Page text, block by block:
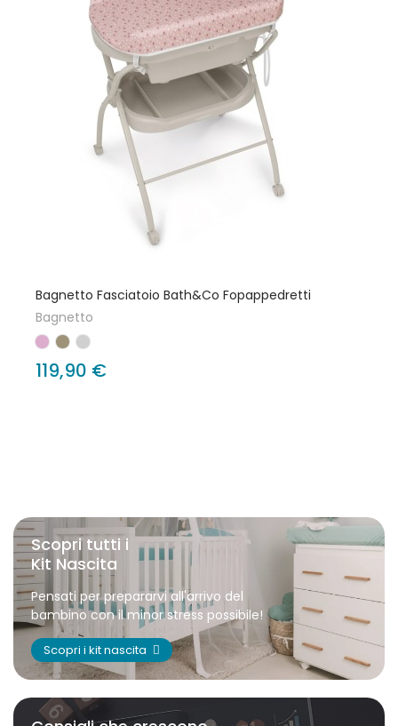
Bagnetto Fasciatoio Bath&Co Fopappedretti
Bagnetto
119,90 €
Scopri tutti i
Kit Nascita
Pensati per prepararvi all'arrivo del
bambino con il minor stress possibile!
Scopri i kit nascita